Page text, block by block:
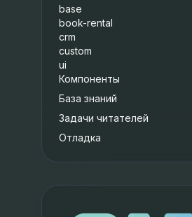
base
book-rental
crm
custom
ui
Компоненты
База знаний
Задачи читателей
Отладка